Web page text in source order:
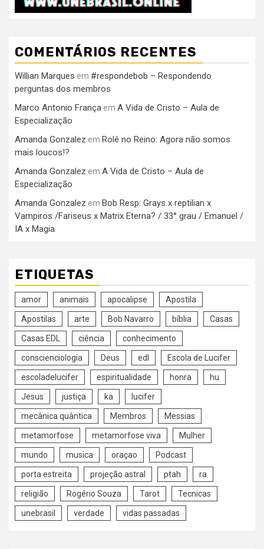
COMENTÁRIOS RECENTES
Willian Marques em #respondebob – Respondendo
perguntas dos membros
Marco Antonio França em A Vida de Cristo – Aula de
Especialização
Amanda Gonzalez em Rolê no Reino: Agora não somos
mais loucos!?
Amanda Gonzalez em A Vida de Cristo – Aula de
Especialização
Amanda Gonzalez em Bob Resp: Grays x reptilian x
Vampiros /Fariseus x Matrix Eterna? / 33° grau / Emanuel /
IA x Magia
ETIQUETAS
amor animais apocalipse Apostila
Apostilas arte Bob Navarro bíblia Casas
Casas EDL ciência conhecimento
conscienciologia Deus edl Escola de Lucifer
escoladelucifer espiritualidade honra hu
Jesus justiça ka lucifer
mecânica quântica Membros Messias
metamorfose metamorfose viva Mulher
mundo musica oraçao Podcast
porta estreita projeção astral ptah ra
religião Rogério Souza Tarot Tecnicas
unebrasil verdade vidas passadas